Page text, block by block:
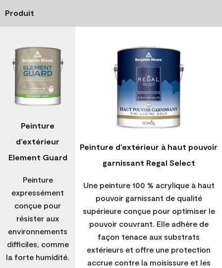
Produit
Peinture
d’extérieur
Element Guard
Peinture
expressément
conçue pour
résister aux
environnements
difficiles, comme
la forte humidité.
Peinture d’extérieur à haut pouvoir
garnissant Regal Select
Une peinture 100 % acrylique à haut
pouvoir garnissant de qualité
supérieure conçue pour optimiser le
pouvoir couvrant. Elle adhère de
façon tenace aux substrats
extérieurs et offre une protection
accrue contre la moisissure et les